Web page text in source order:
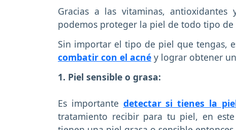
Gracias a las vitaminas,
podemos proteger la piel de todo tipo de
Sin importar el tipo de piel que tengas,
combatir con el acné y lograr obtener
1. Piel sensible o grasa:
Es importante detectar si tienes la
tratamiento recibir para tu piel, en